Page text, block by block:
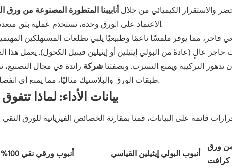
والاستقرار الكيميائي من خلالأنابيبنا المتطورة المصنوعة من ورق
الاعتماد على الورق وحده، نستخدم عملية بثق متعددة الطبقات عالية الهندسة.
مما يوفر ملمسًا ناعمًا وطبيعيًا يلبي تطلعات المستهلكين
حاجز عالٍ (عادةً من البولي إيثيلين أو إيثيلين فينيل الكحول). يعمل هذا
تدهور التركيبة ويمنع التسرب. وبصفتناشركة رائدة في مجال
طبقات الورق والبلاستيك مثاليًا، مما يمنع أي انفصال حتى تحت ضغط العصر.
بيانات الأداء: لماذا
قائمة على البيانات، قمنا بمقارنة الخصائص الفيزيائية للورق النقي
أنبوب ورقي نقي 100% نظريًا أنبوب البولي إيثيلين القياسي
من ورق
كرافت